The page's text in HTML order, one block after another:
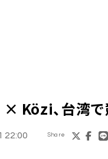
× Közi、台湾
22:00 Share